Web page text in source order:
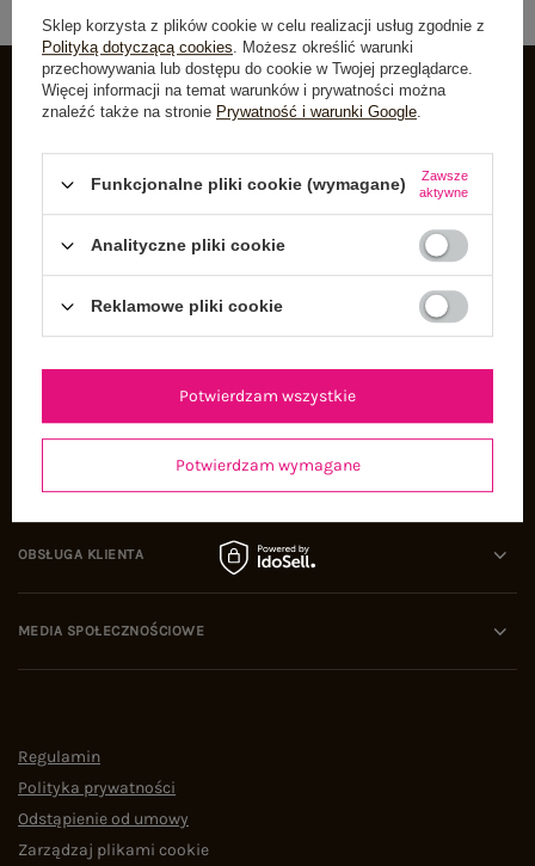
INFORMACJE O BUTIK
Listy zakupowe
Lista zakupionych produktów
Historia transakcji
OBSŁUGA KLIENTA
MEDIA SPOŁECZNOŚCIOWE
Regulamin
Polityka prywatności
Odstąpienie od umowy
Zarządzaj plikami cookie
Sklep korzysta z plików cookie w celu realizacji usług zgodnie z
Polityką dotyczącą cookies. Możesz określić warunki
przechowywania lub dostępu do cookie w Twojej przeglądarce.
Więcej informacji na temat warunków i prywatności można
znaleźć także na stronie Prywatność i warunki Google.
Funkcjonalne pliki cookie (wymagane)
Zawsze
aktywne
Analityczne pliki cookie
Reklamowe pliki cookie
Potwierdzam wymagane
Potwierdzam wszystkie